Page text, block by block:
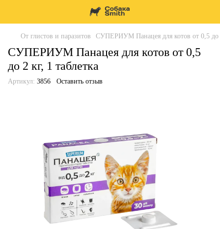
От глистов и паразитов СУПЕРИУМ Панацея для котов от 0,5 до
СУПЕРИУМ Панацея для котов от 0,5
до 2 кг, 1 таблетка
Артикул: 3856 Оставить отзыв